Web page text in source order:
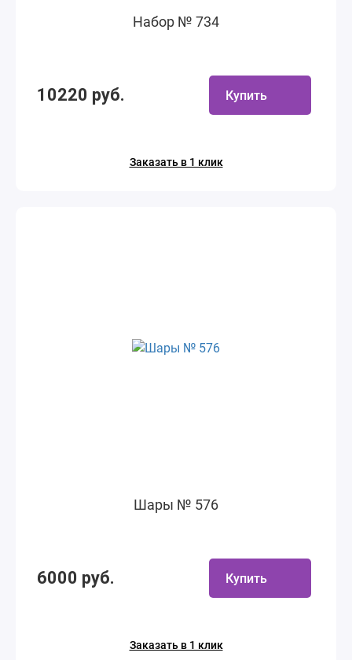
Набор № 734
10220 руб. Купить
Заказать в 1 клик
Шары № 576
6000 руб. Купить
Заказать в 1 клик